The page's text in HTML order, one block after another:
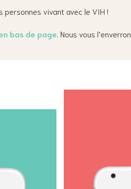
vivant avec le VIH !
bas de page . Nous vous